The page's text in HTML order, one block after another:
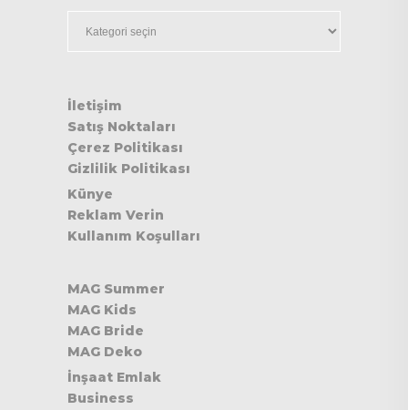
İletişim
Satış Noktaları
Çerez Politikası
Gizlilik Politikası
Künye
Reklam Verin
Kullanım Koşulları
MAG Summer
MAG Kids
MAG Bride
MAG Deko
İnşaat Emlak
Business